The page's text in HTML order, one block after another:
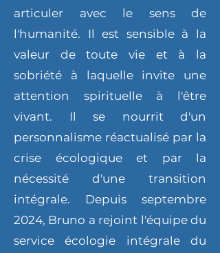
articuler avec le sens de
l'humanité. Il est sensible à la
valeur de toute vie et à la
sobriété à laquelle invite une
attention spirituelle à l'être
vivant. Il se nourrit d'un
personnalisme réactualisé par la
crise écologique et par la
nécessité d'une transition
intégrale. Depuis septembre
2024, Bruno a rejoint l'équipe du
service écologie intégrale du